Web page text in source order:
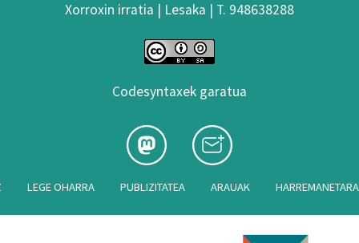
Xorroxin irratia | Lesaka | T. 948638288
Codesyntaxek garatua
LEGE OHARRA PUBLIZITATEA ARAUAK